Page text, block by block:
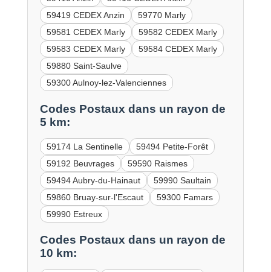
59419 CEDEX Anzin
59770 Marly
59581 CEDEX Marly
59582 CEDEX Marly
59583 CEDEX Marly
59584 CEDEX Marly
59880 Saint-Saulve
59300 Aulnoy-lez-Valenciennes
Codes Postaux dans un rayon de
5 km:
59174 La Sentinelle
59494 Petite-Forêt
59192 Beuvrages
59590 Raismes
59494 Aubry-du-Hainaut
59990 Saultain
59860 Bruay-sur-l'Escaut
59300 Famars
59990 Estreux
Codes Postaux dans un rayon de
10 km: